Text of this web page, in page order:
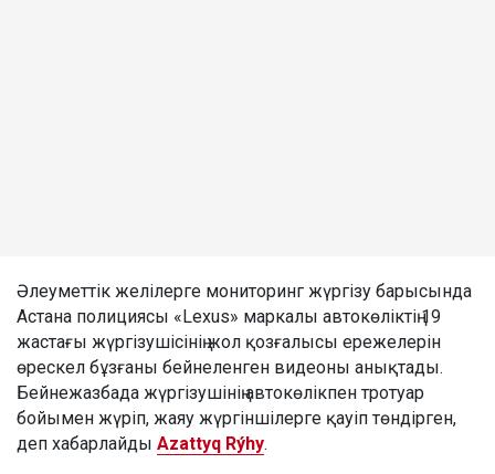
Әлеуметтік желілерге мониторинг жүргізу барысында
Астана полициясы «Lexus» маркалы автокөліктің 19
жастағы жүргізушісінің жол қозғалысы ережелерін
өрескел бұзғаны бейнеленген видеоны анықтады.
Бейнежазбада жүргізушінің автокөлікпен тротуар
бойымен жүріп, жаяу жүргіншілерге қауіп төндірген,
деп хабарлайды Azattyq Rýhy.